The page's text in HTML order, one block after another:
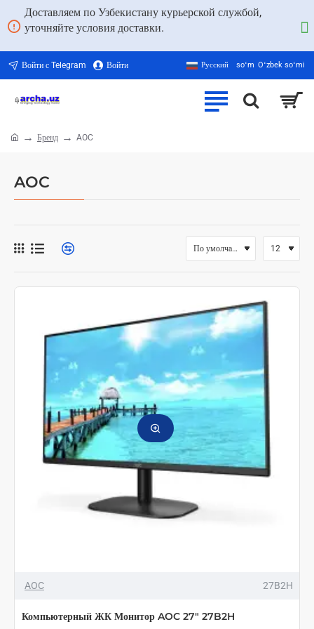
Доставляем по Узбекистану курьерской службой,
уточняйте условия доставки.
Войти с Telegram Войти Русский soʻm Oʻzbek soʻmi
AOC
Бренд AOC
AOC 27B2H
Компьютерный ЖК Монитор AOC 27" 27B2H